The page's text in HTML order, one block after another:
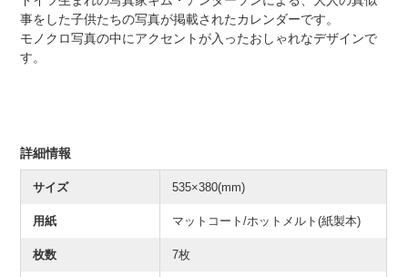
事をした子供たちの写真が掲載されたカレンダーです。
モノクロ写真の中にアクセントが入ったおしゃれなデザインで
す。
詳細情報
サイズ 535×380(mm)
用紙 マットコート/ホットメルト(紙製本)
枚数 7枚